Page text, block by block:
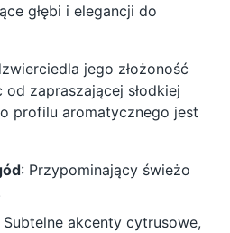
głębi i elegancji do
jego złożoność
zapraszającej słodkiej
profilu aromatycznego jest
: Przypominający świeżo
Subtelne akcenty cytrusowe,